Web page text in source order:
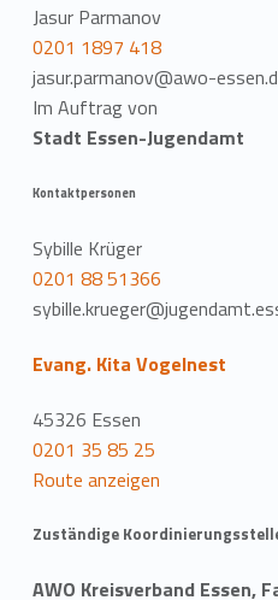
Jasur Parmanov
0201 1897 418
jasur.parmanov@awo-
Im Auftrag von
Stadt Essen-Jugendamt
Kontaktpersonen
Sybille Krüger
0201 88 51366
Evang. Kita Vogelnest
45326 Essen
0201 35 85 25
Route anzeigen
Zuständige
AWO Kreisverband Essen,